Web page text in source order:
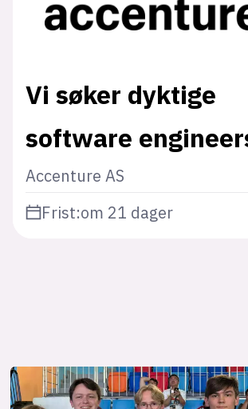
Vi søker dyktige
software
Accenture AS
Frist:om 21 dager